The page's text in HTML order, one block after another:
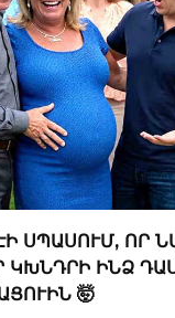
ՍՊԱՍՈՒՄ, ՈՐ
ԿԽՆԴՐԻ ԻՆՁ
🤯